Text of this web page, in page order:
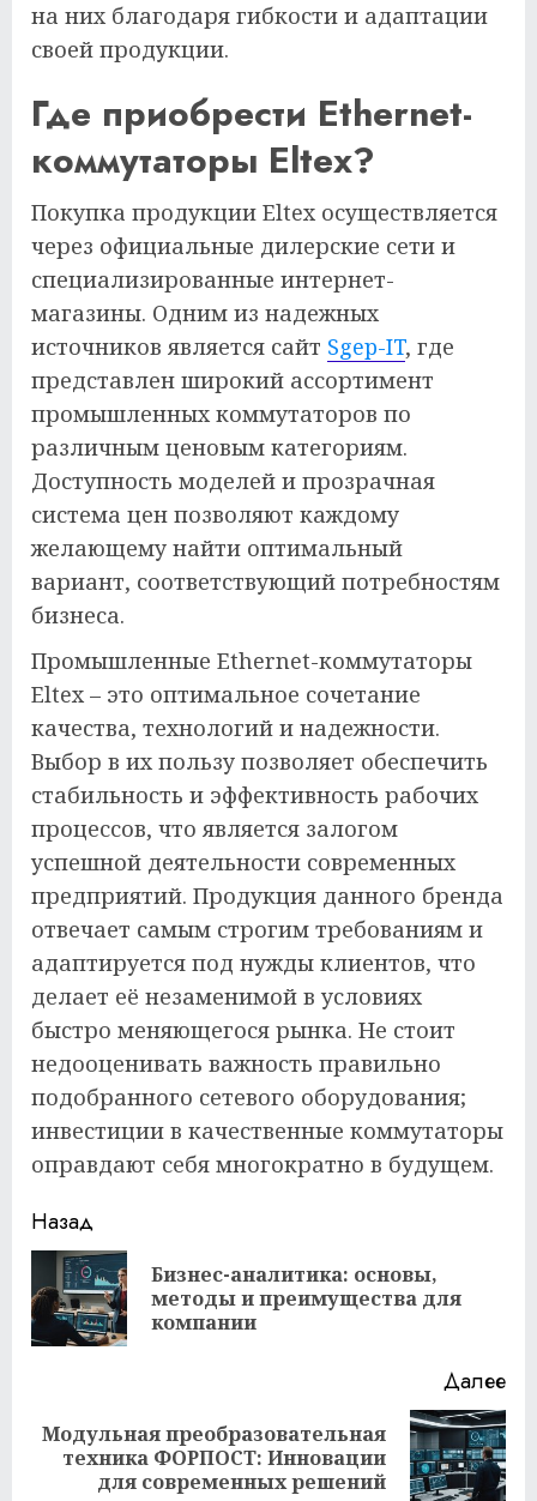
на них благодаря гибкости и адаптации
своей продукции.
Где приобрести Ethernet-
коммутаторы Eltex?
Покупка продукции Eltex осуществляется
через официальные дилерские сети и
специализированные интернет-
магазины. Одним из надежных
источников является сайт Sgep-IT, где
представлен широкий ассортимент
промышленных коммутаторов по
различным ценовым категориям.
Доступность моделей и прозрачная
система цен позволяют каждому
желающему найти оптимальный
вариант, соответствующий потребностям
бизнеса.
Промышленные Ethernet-коммутаторы
Eltex – это оптимальное сочетание
качества, технологий и надежности.
Выбор в их пользу позволяет обеспечить
стабильность и эффективность рабочих
процессов, что является залогом
успешной деятельности современных
предприятий. Продукция данного бренда
отвечает самым строгим требованиям и
адаптируется под нужды клиентов, что
делает её незаменимой в условиях
быстро меняющегося рынка. Не стоит
недооценивать важность правильно
подобранного сетевого оборудования;
инвестиции в качественные коммутаторы
оправдают себя многократно в будущем.
Продолжить
чтение
Назад
Бизнес-аналитика: основы,
методы и преимущества для
компании
Далее
Следующая
запись:
Модульная преобразовательная
техника ФОРПОСТ: Инновации
для современных решений